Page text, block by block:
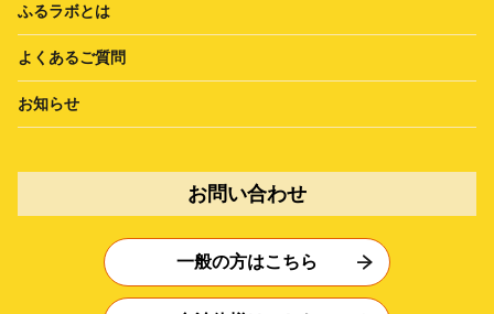
ふるラボとは
よくあるご質問
お知らせ
お問い合わせ
一般の方はこちら